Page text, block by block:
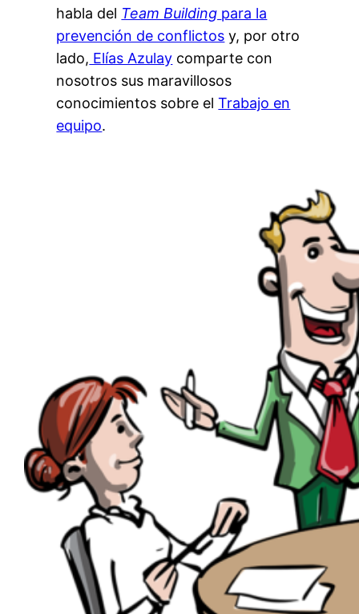
habla del Team Building para la
prevención de conflictos y, por otro
lado, Elías Azulay comparte con
nosotros sus maravillosos
conocimientos sobre elTrabajo en
equipo.